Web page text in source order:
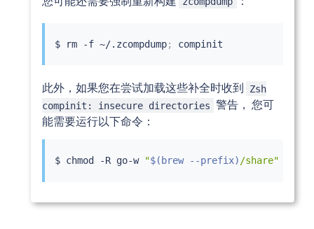
$ rm -f ~/.zcompdump;
此外，如果您在尝试加载这些补全时收到
Zsh
compinit: insecure directories 警告， 您可
能需要运行以下命令：
$ chmod -R go-w "$( brew --prefix)/share"